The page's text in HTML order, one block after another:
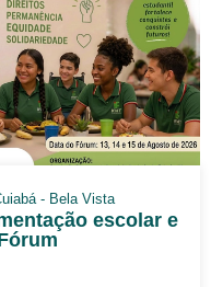
- Bela Vista
escolar e